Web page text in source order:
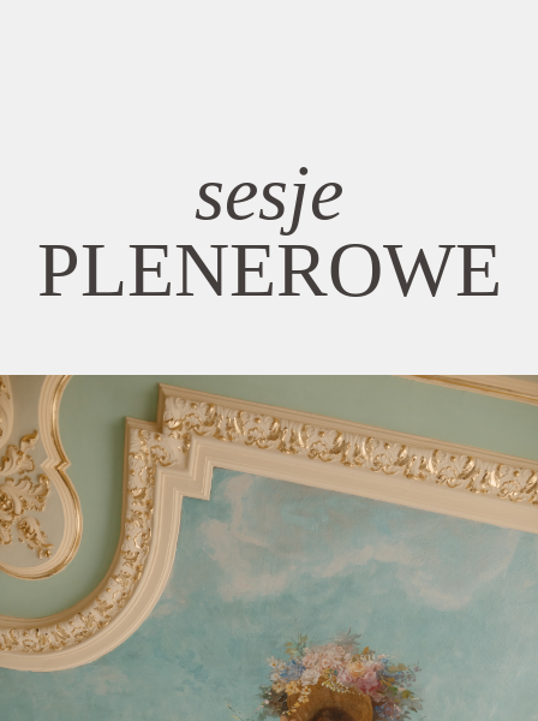
sesje
PLENEROWE